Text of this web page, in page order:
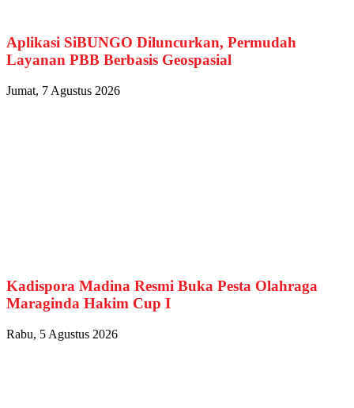
Aplikasi SiBUNGO Diluncurkan, Permudah
Layanan PBB Berbasis Geospasial
Jumat, 7 Agustus 2026
Kadispora Madina Resmi Buka Pesta Olahraga
Maraginda Hakim Cup I
Rabu, 5 Agustus 2026